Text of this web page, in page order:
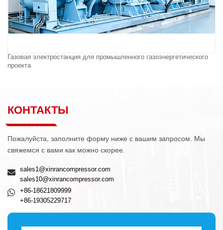
Газовая электростанция для промышленного газоэнергетического
проекта
КОНТАКТЫ
Пожалуйста, заполните форму ниже с вашим запросом. Мы
свяжемся с вами как можно скорее.
sales1@xinrancompressor.com
sales10@xinrancompressor.com
+86-18621809999
+86-19305229717